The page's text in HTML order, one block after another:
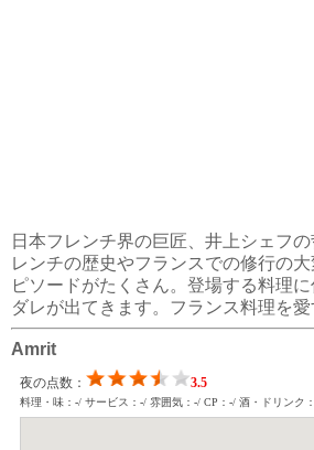
日本フレンチ界の巨匠、井上シェフ
レンチの歴史やフランスでの修行の
ピソードがたくさん。登場する料理
ダレが出てきます。フランス料理を愛
Amrit